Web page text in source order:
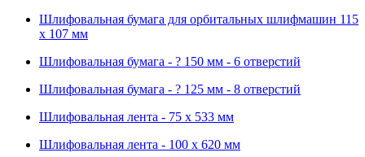
Шлифовальная бумага для орбитальных шлифмашин 115
х 107 мм
Шлифовальная бумага - ? 150 мм - 6 отверстий
Шлифовальная бумага - ? 125 мм - 8 отверстий
Шлифовальная лента - 75 х 533 мм
Шлифовальная лента - 100 х 620 мм